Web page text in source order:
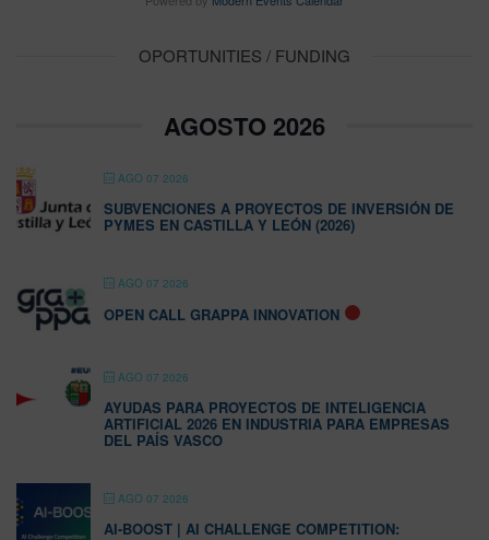
OPORTUNITIES / FUNDING
AGOSTO 2026
AGO 07 2026
SUBVENCIONES A PROYECTOS DE INVERSIÓN DE
PYMES EN CASTILLA Y LEÓN (2026)
AGO 07 2026
OPEN CALL GRAPPA INNOVATION
AGO 07 2026
AYUDAS PARA PROYECTOS DE INTELIGENCIA
ARTIFICIAL 2026 EN INDUSTRIA PARA EMPRESAS
DEL PAÍS VASCO
AGO 07 2026
AI-BOOST | AI CHALLENGE COMPETITION: